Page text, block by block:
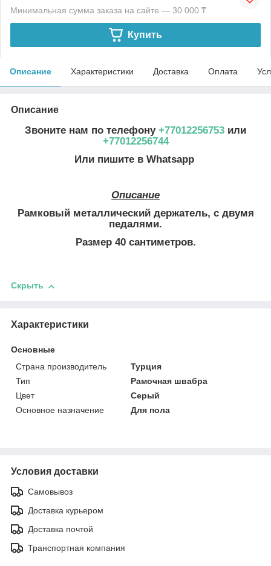
Минимальная сумма заказа на сайте — 30 000 ₸
Купить
Описание Характеристики Доставка Оплата
Описание
Звоните нам по телефону +77012256753 или
+77012256744
Или пишите в Whatsapp
Описание
Рамковый металлический держатель, с двумя
педалями.
Размер 40 сантиметров.
Скрыть
Характеристики
Основные
Страна производитель
Турция
Тип
Рамочная швабра
Цвет
Серый
Основное назначение
Для пола
Условия доставки
Самовывоз
Доставка курьером
Доставка почтой
Транспортная компания